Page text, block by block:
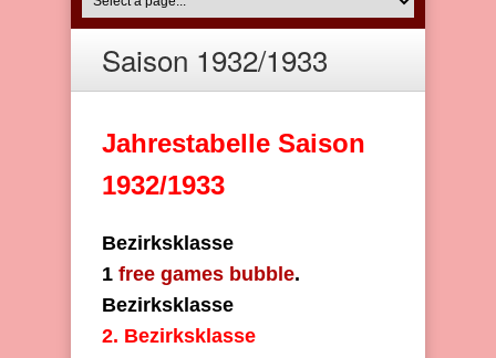
Saison 1932/1933
Jahrestabelle Saison
1932/1933
Bezirksklasse
1 free games bubble.
Bezirksklasse
2. Bezirksklasse